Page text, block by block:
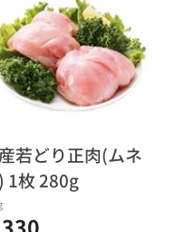
若どり正肉(ムネ
1枚 280g